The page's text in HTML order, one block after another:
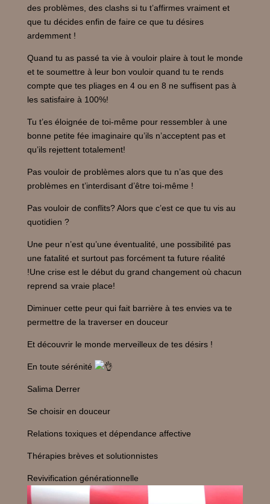
des problèmes, des clashs si tu t’affirmes vraiment et
que tu décides enfin de faire ce que tu désires
ardemment !
Quand tu as passé ta vie à vouloir plaire à tout le monde
et te soumettre à leur bon vouloir quand tu te rends
compte que tes pliages en 4 ou en 8 ne suffisent pas à
les satisfaire à 100%!
Tu t’es éloignée de toi-même pour ressembler à une
bonne petite fée imaginaire qu’ils n’acceptent pas et
qu’ils rejettent totalement!
Pas vouloir de problèmes alors que tu n’as que des
problèmes en t’interdisant d’être toi-même !
Pas vouloir de conflits? Alors que c’est ce que tu vis au
quotidien ?
Une peur n’est qu’une éventualité, une possibilité pas
une fatalité et surtout pas forcément ta future réalité
!Une crise est le début du grand changement où chacun
reprend sa vraie place!
Diminuer cette peur qui fait barrière à tes envies va te
permettre de la traverser en douceur
Et découvrir le monde merveilleux de tes désirs !
En toute sérénité
Salima Derrer
Se choisir en douceur
Relations toxiques et dépendance affective
Thérapies brèves et solutionnistes
Revivification générationnelle